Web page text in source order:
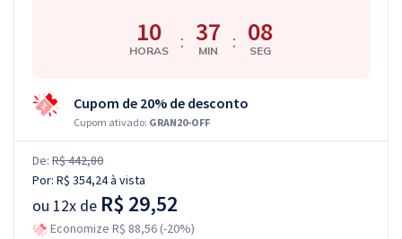
10
HORAS : 37
MIN : 07
SEG
Cupom de 20% de desconto
Cupom ativado: GRAN20-OFF
De: R$ 442,80
Por: R$ 354,24à vista
ou 12x de R$ 29,52
Economize R$ 88,56 (-20%)